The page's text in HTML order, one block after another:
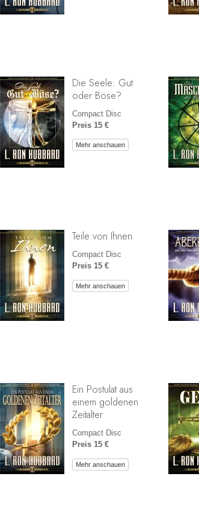
Die Seele: Gut
oder Böse?
Compact Disc
Preis 15 €
Mehr anschauen
Teile von Ihnen
Compact Disc
Preis 15 €
Mehr anschauen
Ein Postulat aus
einem goldenen
Zeitalter
Compact Disc
Preis 15 €
Mehr anschauen